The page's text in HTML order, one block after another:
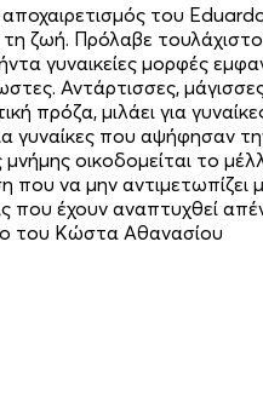
αποχαιρετισμός του
ζωή. Πρόλαβε
γυναικείες μορφές
Αντάρτισσες,
πρόζα, μιλάει για
γυναίκες που αψήφησαν
οικοδομείται το
να μην αντιμετωπίζει
που έχουν αναπτυχθεί
του Κώστα Αθανασίου